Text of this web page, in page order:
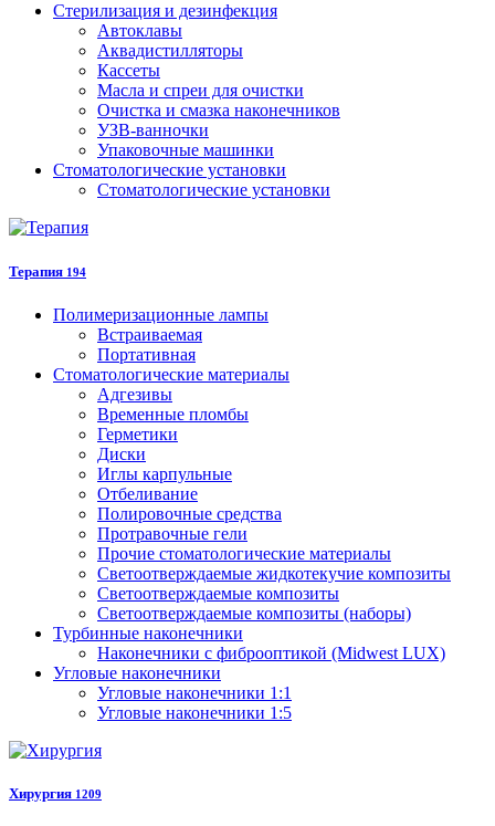
Стерилизация и дезинфекция
Автоклавы
Аквадистилляторы
Кассеты
Масла и спреи для очистки
Очистка и смазка наконечников
УЗВ-ванночки
Упаковочные машинки
Стоматологические установки
Стоматологические установки
Терапия 194
Полимеризационные лампы
Встраиваемая
Портативная
Стоматологические материалы
Адгезивы
Временные пломбы
Герметики
Диски
Иглы карпульные
Отбеливание
Полировочные средства
Протравочные гели
Прочие стоматологические материалы
Светоотверждаемые жидкотекучие композиты
Светоотверждаемые композиты
Светоотверждаемые композиты (наборы)
Турбинные наконечники
Наконечники с фиброоптикой (Midwest LUX)
Угловые наконечники
Угловые наконечники 1:1
Угловые наконечники 1:5
Хирургия 1209